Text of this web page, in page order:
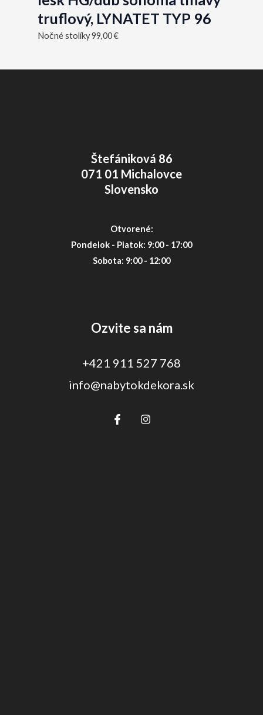
truflový, LYNATET TYP 96
Nočné stolíky99,00€
Štefániková 86
071 01 Michalovce
Slovensko
Otvorené:
Pondelok - Piatok: 9:00 - 17:00
Sobota: 9:00 - 12:00
Ozvite sa nám
+421 911 527 768
info@nabytokdekora.sk